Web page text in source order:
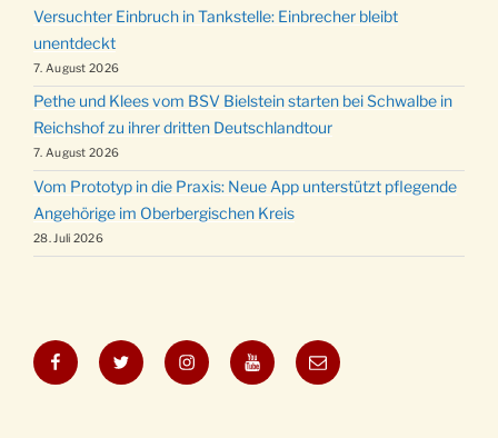
Versuchter Einbruch in Tankstelle: Einbrecher bleibt
unentdeckt
7. August 2026
Pethe und Klees vom BSV Bielstein starten bei Schwalbe in
Reichshof zu ihrer dritten Deutschlandtour
7. August 2026
Vom Prototyp in die Praxis: Neue App unterstützt pflegende
Angehörige im Oberbergischen Kreis
28. Juli 2026
FacebookTwitter InstagramYouTubeE-
Mail